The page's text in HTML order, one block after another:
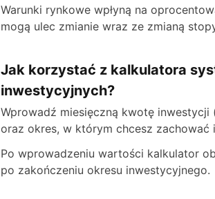
Warunki rynkowe wpłyną na
mogą ulec zmianie wraz ze zmianą
Jak korzystać z kalkulatora
inwestycyjnych?
Wprowadź miesięczną kwotę inwestycji
oraz okres, w którym chcesz zachować
Po wprowadzeniu wartości kalkulator
po zakończeniu okresu inwestycyjnego.